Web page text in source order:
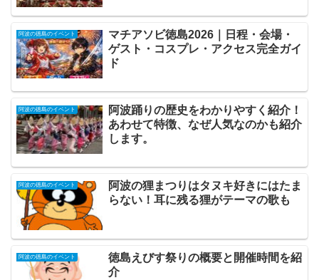
阿波の徳島のイベント
マチアソビ徳島2026｜日程・会場・
ゲスト・コスプレ・アクセス完全ガイ
ド
阿波の徳島のイベント
阿波踊りの歴史をわかりやすく紹介！
あわせて特徴、なぜ人気なのかも紹介
します。
阿波の徳島のイベント
阿波の狸まつりはタヌキ好きにはたま
らない！耳に残る狸がテーマの歌も
阿波の徳島のイベント
徳島えびす祭りの概要と開催時間を紹
介